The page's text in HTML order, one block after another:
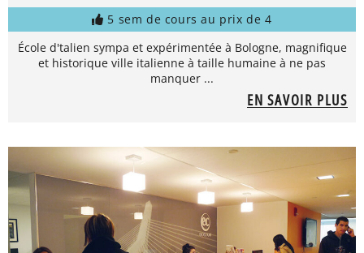
5 sem de cours au prix de 4
École d'talien sympa et expérimentée à Bologne, magnifique
et historique ville italienne à taille humaine à ne pas
manquer ...
EN SAVOIR PLUS